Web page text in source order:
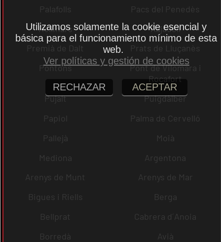
Palafolls
Pacs del Penedès
Rellinars
Rajadell
Premià de Dalt
Prats de Lluçanès
Pontons
Pont de Vilomara i
Rocafort
Pujalt
Puigdàlber
Papiol
Palma de Cervelló
Pallejà
Moià
Mediona
Argentona
Arenys de Munt
Arenys de Mar
Bigues i Riells
Berga
Bellprat
Cabrera d´Anoia
Borredà
Avià
Utilizamos solamente la cookie esencial y
básica para el funcionamiento mínimo de esta
web.
Ver políticas y gestión de cookies
RECHAZAR ACEPTAR